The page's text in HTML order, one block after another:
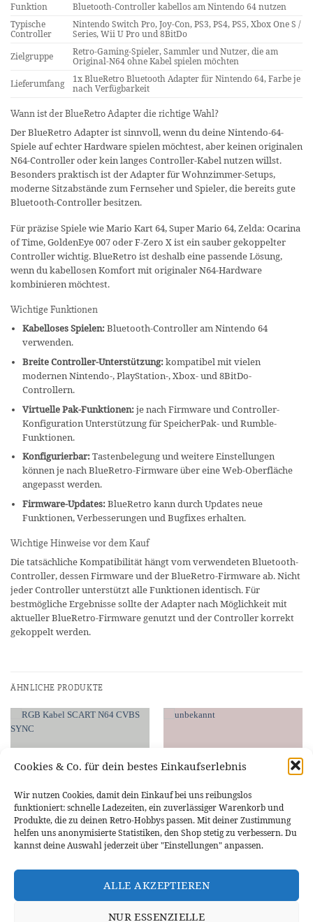
Cookies & Co. für dein bestes Einkaufserlebnis
Wir nutzen Cookies, damit dein Einkauf bei uns reibungslos
funktioniert: schnelle Ladezeiten, ein zuverlässiger Warenkorb und
Produkte, die zu deinen Retro-Hobbys passen. Mit deiner Zustimmung
helfen uns anonymisierte Statistiken, den Shop stetig zu verbessern. Du
kannst deine Auswahl jederzeit über "Einstellungen" anpassen.
ALLE AKZEPTIEREN
NUR ESSENZIELLE
Funktion
Bluetooth-Controller kabellos am Nintendo 64 nutzen
Typische
Controller
Nintendo Switch Pro, Joy-Con, PS3, PS4, PS5, Xbox One S /
Series, Wii U Pro und 8BitDo
Zielgruppe
Retro-Gaming-Spieler, Sammler und Nutzer, die am
Original-N64 ohne Kabel spielen möchten
Lieferumfang
1x BlueRetro Bluetooth Adapter für Nintendo 64, Farbe je
nach Verfügbarkeit
Wann ist der BlueRetro Adapter die richtige Wahl?
Der BlueRetro Adapter ist sinnvoll, wenn du deine Nintendo-64-
Spiele auf echter Hardware spielen möchtest, aber keinen originalen
N64-Controller oder kein langes Controller-Kabel nutzen willst.
Besonders praktisch ist der Adapter für Wohnzimmer-Setups,
moderne Sitzabstände zum Fernseher und Spieler, die bereits gute
Bluetooth-Controller besitzen.
Für präzise Spiele wie Mario Kart 64, Super Mario 64, Zelda: Ocarina
of Time, GoldenEye 007 oder F-Zero X ist ein sauber gekoppelter
Controller wichtig. BlueRetro ist deshalb eine passende Lösung,
wenn du kabellosen Komfort mit originaler N64-Hardware
kombinieren möchtest.
Wichtige Funktionen
Kabelloses Spielen:Bluetooth-Controller am Nintendo 64
verwenden.
Breite Controller-Unterstützung:kompatibel mit vielen
modernen Nintendo-, PlayStation-, Xbox- und 8BitDo-
Controllern.
Virtuelle Pak-Funktionen:je nach Firmware und Controller-
Konfiguration Unterstützung für SpeicherPak- und Rumble-
Funktionen.
Konfigurierbar:Tastenbelegung und weitere Einstellungen
können je nach BlueRetro-Firmware über eine Web-Oberfläche
angepasst werden.
Firmware-Updates:BlueRetro kann durch Updates neue
Funktionen, Verbesserungen und Bugfixes erhalten.
Wichtige Hinweise vor dem Kauf
Die tatsächliche Kompatibilität hängt vom verwendeten Bluetooth-
Controller, dessen Firmware und der BlueRetro-Firmware ab. Nicht
jeder Controller unterstützt alle Funktionen identisch. Für
bestmögliche Ergebnisse sollte der Adapter nach Möglichkeit mit
aktueller BlueRetro-Firmware genutzt und der Controller korrekt
gekoppelt werden.
ÄHNLICHE PRODUKTE